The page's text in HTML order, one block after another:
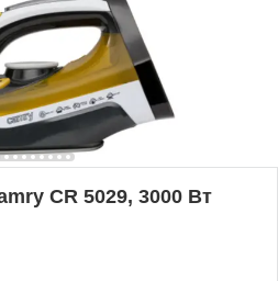
CR 5029, 3000 Вт